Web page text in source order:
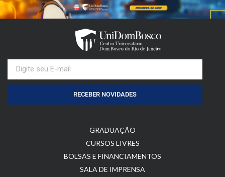
RECEBER NOVIDADES
GRADUAÇÃO
CURSOS LIVRES
BOLSAS E FINANCIAMENTOS
SALA DE IMPRENSA